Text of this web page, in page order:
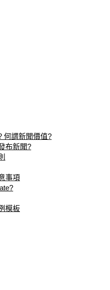
何謂新聞價值?
布新聞?
事項
模板